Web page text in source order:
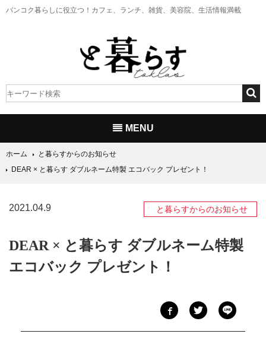
バンコク暮らしに役立つ！ カフェ、ランチ、雑貨、美容院、生活情報満載
MENU
ホーム
と暮らすからのお知らせ
DEAR × と暮らす ダブルネーム特製 エコバック プレゼント！
2021.04.9 と暮らすからのお知らせ
DEAR × と暮らす ダブルネーム特製
エコバック プレゼント！